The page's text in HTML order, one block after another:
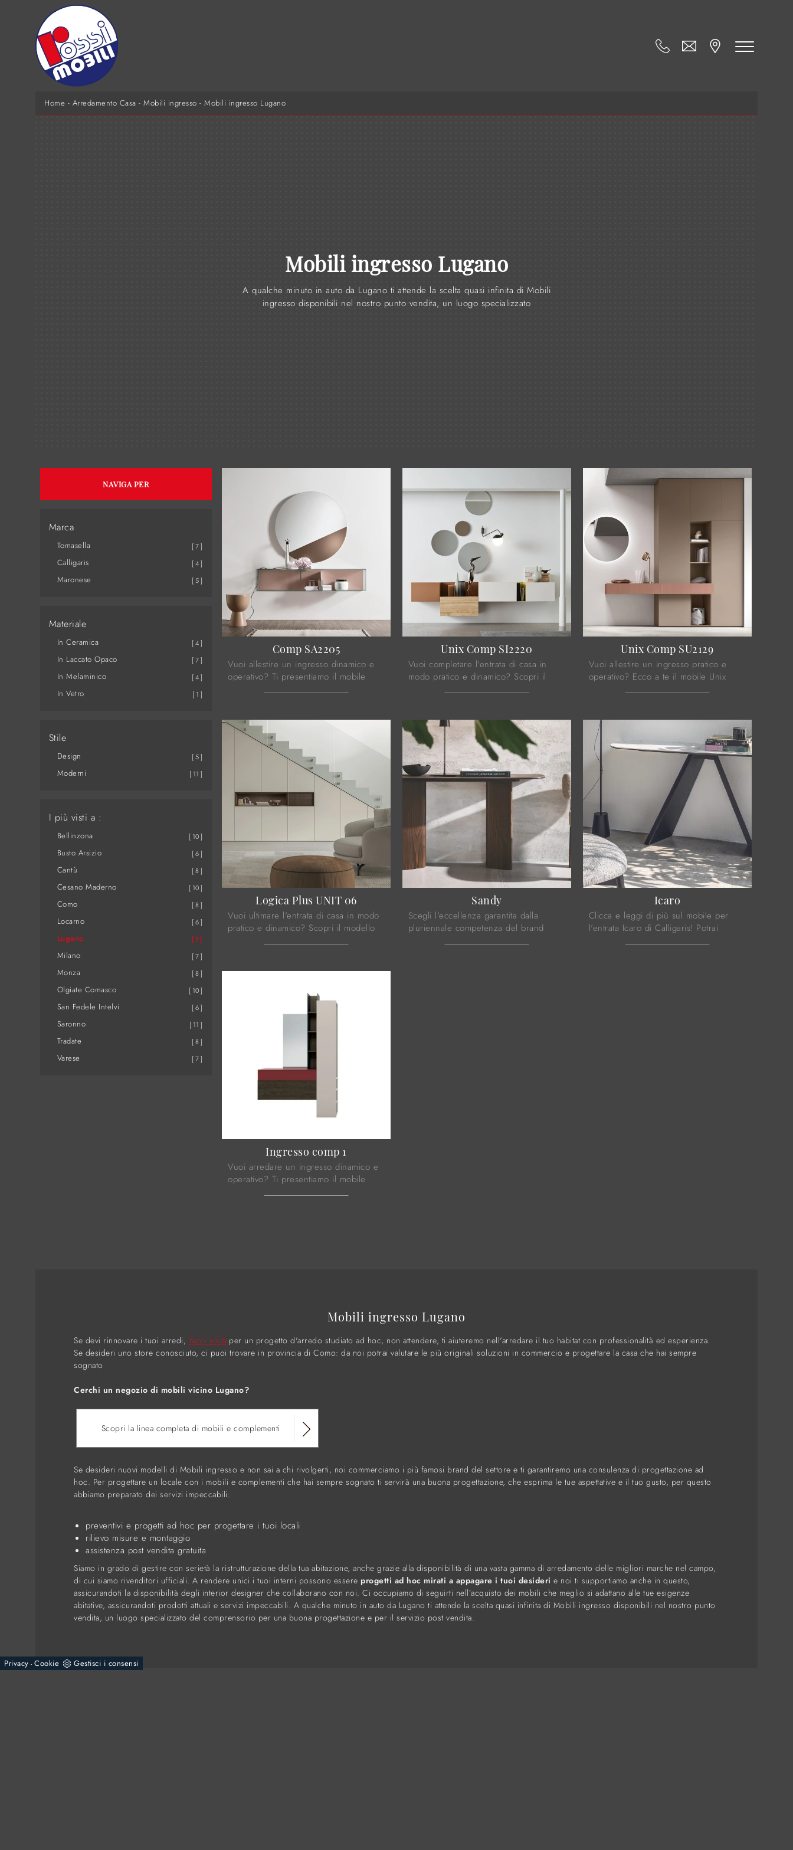
Home - Arredamento Casa - Mobili ingresso - Mobili ingresso Lugano
Mobili ingresso Lugano
A qualche minuto in auto da Lugano ti attende la scelta quasi infinita di Mobili
ingresso disponibili nel nostro punto vendita, un luogo specializzato
NAVIGA PER
Marca
Tomasella 7
Calligaris 4
Maronese 5
Materiale
In Ceramica 4
In Laccato Opaco 7
In Melaminico 4
In Vetro 1
Stile
Design 5
Moderni 11
I più visti a :
Bellinzona 10
Busto Arsizio 6
Cantù 8
Cesano Maderno 10
Como 8
Locarno 6
Lugano 7
Milano 7
Monza 8
Olgiate Comasco 10
San Fedele Intelvi 6
Saronno 11
Tradate 8
Varese 7
Comp SA2205
Vuoi allestire un ingresso dinamico e
operativo? Ti presentiamo il mobile
Unix Comp SI2220
Vuoi completare l'entrata di casa in
modo pratico e dinamico? Scopri il
Unix Comp SU2129
Vuoi allestire un ingresso pratico e
operativo? Ecco a te il mobile Unix
Logica Plus UNIT 06
Vuoi ultimare l'entrata di casa in modo
pratico e dinamico? Scopri il modello
Sandy
Scegli l'eccellenza garantita dalla
pluriennale competenza del brand
Icaro
Clicca e leggi di più sul mobile per
l'entrata Icaro di Calligaris! Potrai
Ingresso comp 1
Vuoi arredare un ingresso dinamico e
operativo? Ti presentiamo il mobile
Mobili ingresso Lugano
Se devi rinnovare i tuoi arredi, facci visitaper un progetto d'arredo studiato ad hoc, non attendere, ti aiuteremo nell'arredare il tuo habitat con professionalità ed esperienza.
Se desideri uno store conosciuto, ci puoi trovare in provincia di Como: da noi potrai valutare le più originali soluzioni in commercio e progettare la casa che hai sempre
sognato
Cerchi un negozio di mobili vicino Lugano?
Scopri la linea completa di mobili e complementi
Se desideri nuovi modelli di Mobili ingresso e non sai a chi rivolgerti, noi commerciamo i più famosi brand del settore e ti garantiremo una consulenza di progettazione ad
hoc. Per progettare un locale con i mobili e complementi che hai sempre sognato ti servirà una buona progettazione, che esprima le tue aspettative e il tuo gusto, per questo
abbiamo preparato dei servizi impeccabili:
preventivi e progetti ad hoc per progettare i tuoi locali
rilievo misure e montaggio
assistenza post vendita gratuita
Siamo in grado di gestire con serietà la ristrutturazione della tua abitazione, anche grazie alla disponibilità di una vasta gamma di arredamento delle migliori marche nel campo,
di cui siamo rivenditori ufficiali. A rendere unici i tuoi interni possono essere progetti ad hoc mirati a appagare i tuoi desideri e noi ti supportiamo anche in questo,
assicurandoti la disponibilità degli interior designer che collaborano con noi. Ci occupiamo di seguirti nell’acquisto dei mobili che meglio si adattano alle tue esigenze
abitative, assicurandoti prodotti attuali e servizi impeccabili. A qualche minuto in auto da Lugano ti attende la scelta quasi infinita di Mobili ingresso disponibili nel nostro punto
vendita, un luogo specializzato del comprensorio per una buona progettazione e per il servizio post vendita.
Privacy - Cookie Gestisci i consensi